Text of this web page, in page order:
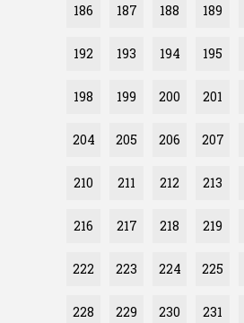
186 187 188 189
192 193 194 195
198 199 200 201
204 205 206 207
210 211 212 213
216 217 218 219
222 223 224 225
228 229 230 231